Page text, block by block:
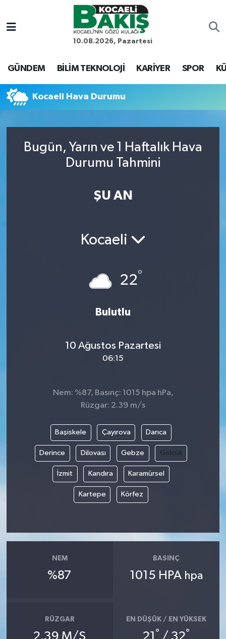
10.08.2026, Pazartesi
GÜNDEM BİLİM TEKNOLOJİ KARİYER SPOR
Kocaeli Hava Durumu
Bugün, Yarın ve 1 Haftalık Hava
Durumu Tahmini
ŞU AN
Kocaeli
22°
Bulutlu
10 Ağustos Pazartesi
06:15
Nem: %87, Basınç: 1015 hpa hPa,
Rüzgar: 2.39 m/s
Başiskele Çayırova Darıca
Derince Dilovası Gebze Gölcük
İzmit Kandıra Karamürsel
Kartepe Körfez
NEM
%87
BASINÇ
1015 HPA hpa
RÜZGAR
2.39 M/S
EN DÜŞÜK / EN YÜKSEK
21 ° / 32°
Kocaeli Nöbetçi Eczaneler
Kocaeli Hava Durumu
Tüm Manşetler
Son Dakika Haberleri